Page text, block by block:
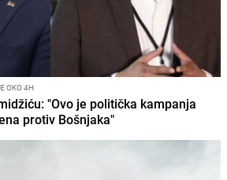
OKO 4H
"Ovo je politička kampanja
protiv Bošnjaka"